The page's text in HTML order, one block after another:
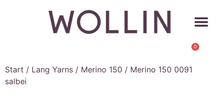
0
Start / Lang Yarns / Merino 150 / Merino 150 0091
salbei